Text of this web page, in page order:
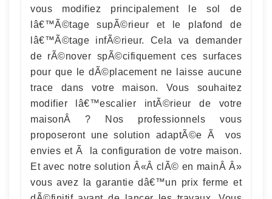
vous modifiez principalement le sol de
lâ€™Ã©tage supÃ©rieur et le plafond de
lâ€™Ã©tage infÃ©rieur. Cela va demander
de rÃ©nover spÃ©cifiquement ces surfaces
pour que le dÃ©placement ne laisse aucune
trace dans votre maison. Vous souhaitez
modifier lâ€™escalier intÃ©rieur de votre
maisonÂ ? Nos professionnels vous
proposeront une solution adaptÃ©e Ã vos
envies et Ã la configuration de votre maison.
Et avec notre solution Â«Â clÃ© en mainÂ Â»
vous avez la garantie dâ€™un prix ferme et